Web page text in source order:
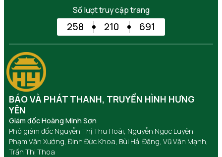
Số lượt truy cập trang
258 210 691
BÁO VÀ PHÁT THANH, TRUYỀN HÌNH HƯNG
YÊN
Giám đốc Hoàng Minh Sơn
Phó giám đốc Nguyễn Thị Thu Hoài, Nguyễn Ngọc Luyện,
Phạm Văn Xướng, Đinh Đức Khoa, Bùi Hải Đăng, Vũ Văn Mạnh,
Trần Thị Thoa